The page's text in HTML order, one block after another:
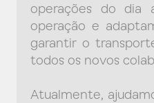
operações do dia
operação e
garantir o
todos os novos
Atualmente,